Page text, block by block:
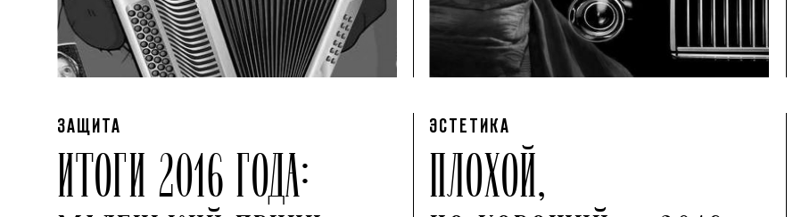
ЗАЩИТА
ИТОГИ 2016 ГОДА:
ЭСТЕТИКА
ПЛОХОЙ,